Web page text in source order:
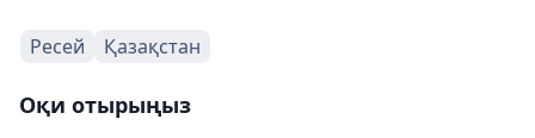
Ресей Қазақстан
Оқи отырыңыз